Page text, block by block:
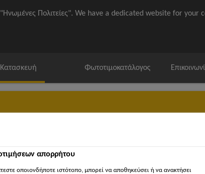
Πολιτείες". We have a dedicated website for your
Κατασκευή Φωτοτιμοκατάλογος
απορρήτου
οποιονδήποτε ιστότοπο, μπορεί να αποθηκεύσει ή να ανακτήσει